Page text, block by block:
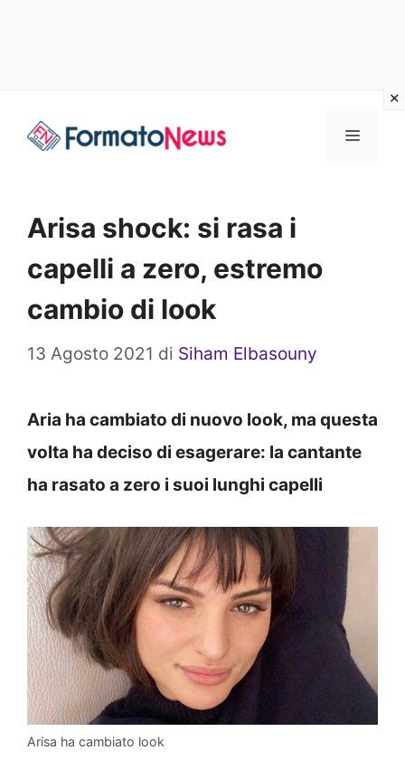
Menu
Arisa shock: si rasa i
capelli a zero, estremo
cambio di look
13 Agosto 2021 di Siham Elbasouny
Aria ha cambiato di nuovo look, ma questa
volta ha deciso di esagerare: la cantante
ha rasato a zero i suoi lunghi capelli
Arisa ha cambiato look